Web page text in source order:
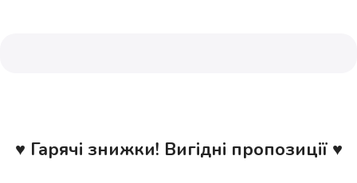
♥ Гарячі знижки! Вигідні пропозиції ♥